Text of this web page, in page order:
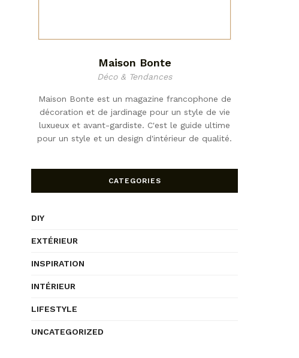
Maison Bonte
Déco & Tendances
Maison Bonte est un magazine francophone de
décoration et de jardinage pour un style de vie
luxueux et avant-gardiste. C'est le guide ultime
pour un style et un design d'intérieur de qualité.
CATEGORIES
DIY
EXTÉRIEUR
INSPIRATION
INTÉRIEUR
LIFESTYLE
UNCATEGORIZED